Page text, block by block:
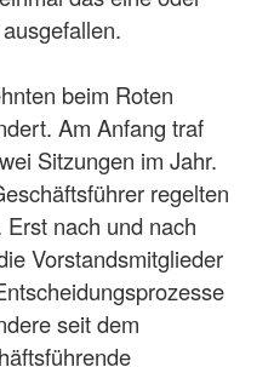
beim Roten
Am Anfang traf
Sitzungen im Jahr.
regelten
nach und nach
Vorstandsmitglieder
seit dem